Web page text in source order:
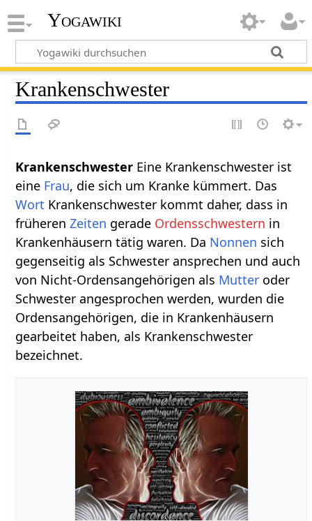
Yogawiki
Krankenschwester
Eine Krankenschwester ist
eine Frau, die sich um Kranke kümmert. Das
Wort Krankenschwester kommt daher, dass in
früherenZeiten gerade Ordensschwestern in
Krankenhäusern tätig waren. Da Nonnen sich
gegenseitig als Schwester ansprechen und auch
von Nicht-Ordensangehörigen als Mutter oder
Schwester angesprochen werden, wurden die
Ordensangehörigen, die in Krankenhäusern
gearbeitet haben, als Krankenschwester
bezeichnet.